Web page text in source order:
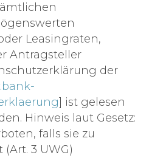
Leasingraten,
Antragsteller
der
] ist gelesen
Hinweis laut Gesetz:
falls sie zu
3 UWG)